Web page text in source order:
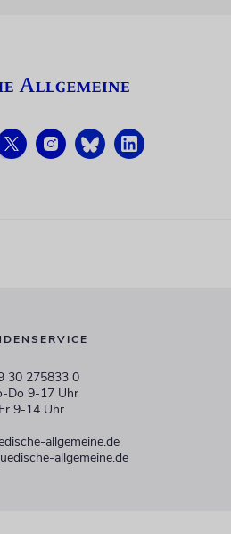
30 275833 0
Do 9-17 Uhr
Fr 9-14 Uhr
allgemeine.de
allgemeine.de